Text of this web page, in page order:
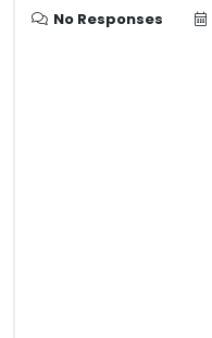
No Responses